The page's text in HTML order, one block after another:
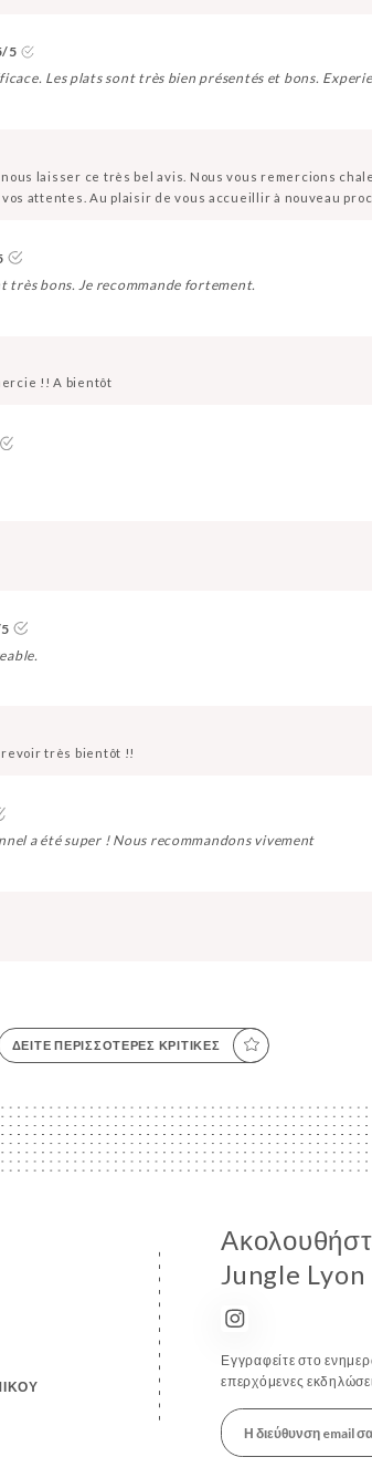
5
Les plats sont très bien présentés et bons.
laisser ce très bel avis. Nous vous remercions
attentes. Au plaisir de vous accueillir à nouveau
très bons. Je recommande fortement.
!! A bientôt
revoir très bientôt !!
a été super ! Nous recommandons vivement
ΔΕΊΤΕ ΠΕΡΙΣΣΌΤΕΡΕΣ ΚΡΙΤΙΚΈΣ
Jungle Lyon
Εγγραφείτε στο
επερχόμενες